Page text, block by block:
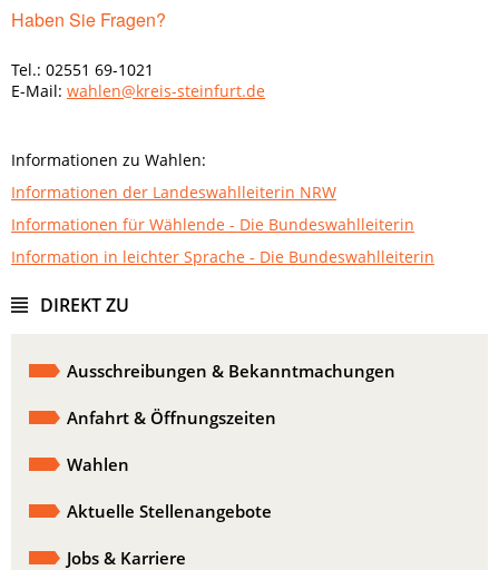
Haben Sie Fragen?
Tel.: 02551 69-1021
E-Mail: wahlen@kreis-steinfurt.de
Informationen zu Wahlen:
Informationen der Landeswahlleiterin NRW
Informationen für Wählende - Die Bundeswahlleiterin
Information in leichter Sprache - Die Bundeswahlleiterin
DIREKT ZU
Ausschreibungen & Bekanntmachungen
Anfahrt & Öffnungszeiten
Wahlen
Aktuelle Stellenangebote
Jobs & Karriere